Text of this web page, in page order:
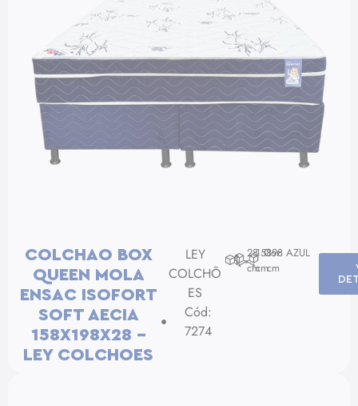
COLCHAO BOX
QUEEN MOLA
ENSAC ISOFORT
SOFT AECIA
158X198X28 –
LEY COLCHOES
LEY
COLCHÕ
ES
Cód:
7274
28
cm
158
cm
198
cm
Cor: AZUL